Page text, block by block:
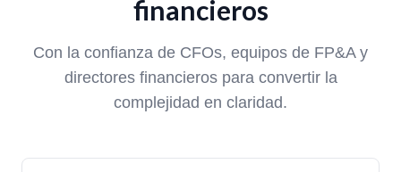
financieros
Con la confianza de CFOs, equipos de FP&A y
directores financieros para convertir la
complejidad en claridad.